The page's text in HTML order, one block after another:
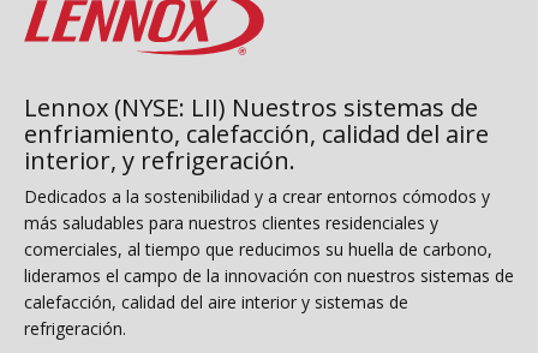
Lennox (NYSE: LII) Nuestros sistemas de
enfriamiento, calefacción, calidad del aire
interior, y refrigeración.
Dedicados a la sostenibilidad y a crear entornos cómodos y
más saludables para nuestros clientes residenciales y
comerciales, al tiempo que reducimos su huella de carbono,
lideramos el campo de la innovación con nuestros sistemas de
calefacción, calidad del aire interior y sistemas de
refrigeración.